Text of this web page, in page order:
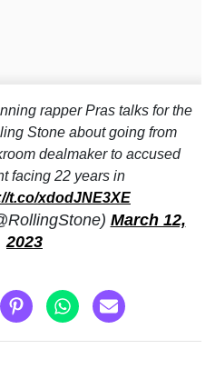
rapper Pras talks for the
Stone about going from
dealmaker to accused
facing 22 years in
t.co/xdodJNE3XE
March 12,
2023